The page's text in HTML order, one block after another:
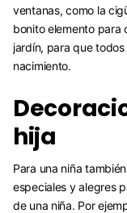
ventanas, como la
bonito elemento para
jardín, para que
nacimiento.
hija
Para una niña
especiales y alegres
de una niña. Por